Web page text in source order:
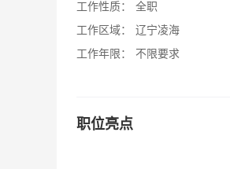
工作性质：
全职
工作区域：
辽宁凌海
工作年限：
不限要求
职位亮点